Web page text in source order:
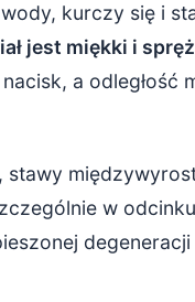
kurczy się i
jest miękki i
a odległość
stawy
w odcinku